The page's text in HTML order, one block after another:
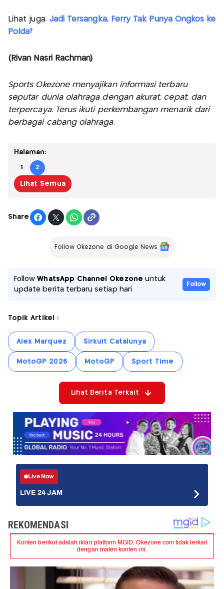
Lihat juga: Jadi Tersangka, Ferry Tak Punya Ongkos ke
Polda?
(Rivan Nasri Rachman)
Sports Okezone menyajikan informasi terbaru
seputar dunia olahraga dengan akurat, cepat, dan
terpercaya. Terus ikuti perkembangan menarik dari
berbagai cabang olahraga.
Halaman:
1 2
Lihat Semua
Share
Follow Okezone di Google News
FollowWhatsApp Channel Okezone untuk
update berita terbaru setiap hari
Follow
Topik Artikel :
Alex Marquez Sirkuit Catalunya
MotoGP 2026 MotoGP Sport Time
Lihat Berita Terkait
Live Now
LIVE 24 JAM